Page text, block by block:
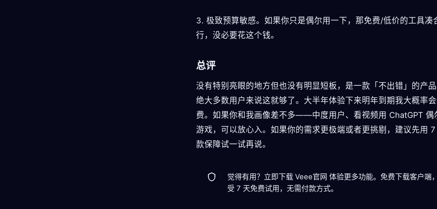
3. 极致预算敏感。如果你只是偶尔用一下，那免费/低价的工具凑
行，没必要花这个钱。
总评
没有特别亮眼的地方但也没有明显短板，是一款「不出错」的产
绝大多数用户来说这就够了。大半年体验下来明年到期我大概率
费。如果你和我画像差不多——中度用户、看视频用 ChatGPT 偶
游戏，可以放心入。如果你的需求更极端或者更挑剔，建议先用 7
款保障试一试再说。
觉得有用？立即下载 Veee官网 体验更多功能。 免费下载客户端
受 7 天免费试用，无需付款方式。